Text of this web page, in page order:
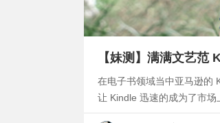
【妹测】满满文艺范
在电子书领域当中亚马逊的
让 Kindle 迅速的成为了市